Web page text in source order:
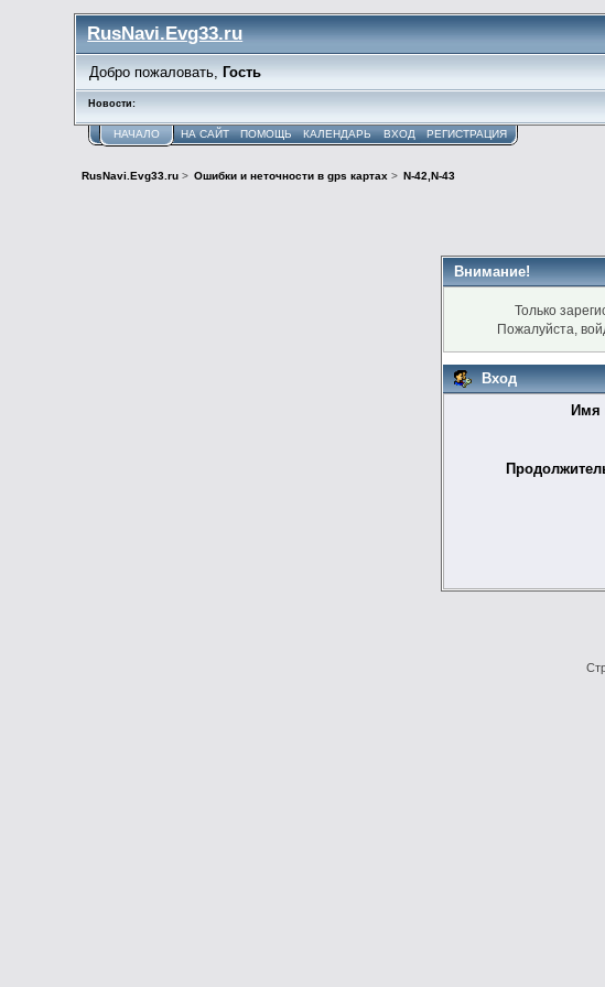
RusNavi.Evg33.ru
Добро пожаловать, Гость
Новости:
НАЧАЛО НА САЙТ ПОМОЩЬ КАЛЕНДАРЬ ВХОД РЕГИСТРАЦИЯ
RusNavi.Evg33.ru> Ошибки и неточности в gps картах > N-42,N-43
Внимание!
Только
Пожалуйста,
Вход
Имя